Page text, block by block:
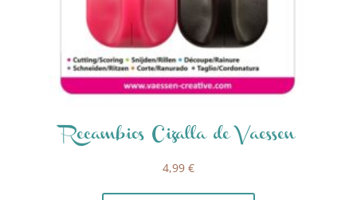
Recambios Cizalla de Vaessen
4,99 €